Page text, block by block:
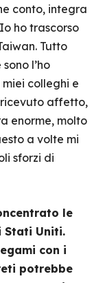
conto, integra
ho trascorso
Tutto
l’ho
colleghi e
affetto,
enorme, molto
a volte mi
sforzi di
le
Stati Uniti.
con i
potrebbe